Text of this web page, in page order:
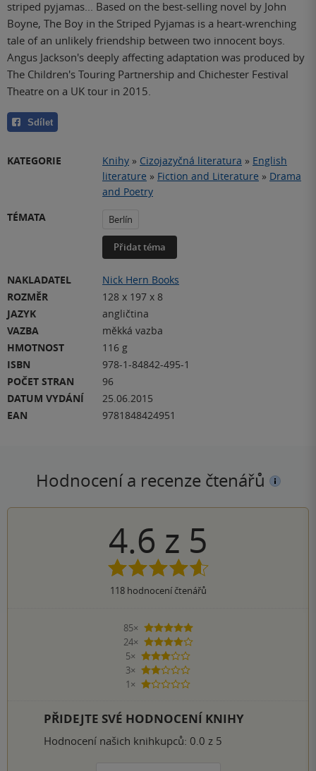
striped pyjamas... Based on the best-selling novel by John
Boyne, The Boy in the Striped Pyjamas is a heart-wrenching
tale of an unlikely friendship between two innocent boys.
Angus Jackson's deeply affecting adaptation was produced by
The Children's Touring Partnership and Chichester Festival
Theatre on a UK tour in 2015.
Sdílet
KATEGORIE Knihy » Cizojazyčná literatura » English
literature » Fiction and Literature » Drama
and Poetry
TÉMATA
Berlín
Přidat téma
NAKLADATEL
Nick Hern Books
ROZMĚR
128 x 197 x 8
JAZYK
angličtina
VAZBA
měkká vazba
HMOTNOST
116 g
ISBN
978-1-84842-495-1
POČET STRAN
96
DATUM VYDÁNÍ
25.06.2015
EAN
9781848424951
Hodnocení a recenze čtenářů
4.6 z 5
118hodnocení čtenářů
85×
5 hvězdiček
24×
4 hvězdičky
5×
3 hvězdičky
3×
2 hvězdičky
1×
1 hvezdička
PŘIDEJTE SVÉ HODNOCENÍ KNIHY
Hodnocení našich knihkupců: 0.0 z 5